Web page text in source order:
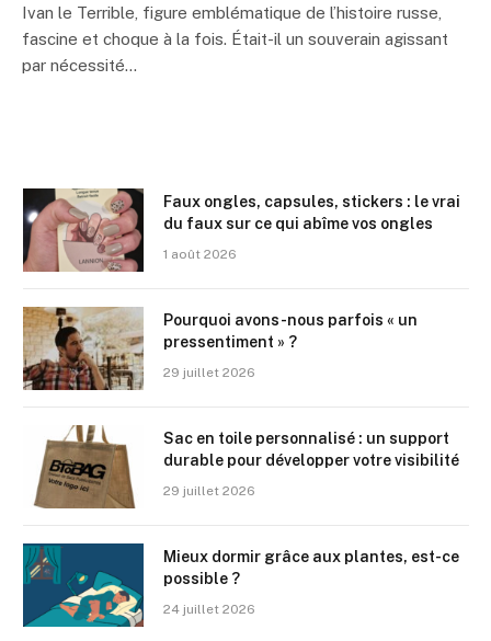
Ivan le Terrible, figure emblématique de l’histoire russe,
fascine et choque à la fois. Était-il un souverain agissant
par nécessité…
Faux ongles, capsules, stickers : le vrai
du faux sur ce qui abîme vos ongles
1 août 2026
Pourquoi avons-nous parfois « un
pressentiment » ?
29 juillet 2026
Sac en toile personnalisé : un support
durable pour développer votre visibilité
29 juillet 2026
Mieux dormir grâce aux plantes, est-ce
possible ?
24 juillet 2026